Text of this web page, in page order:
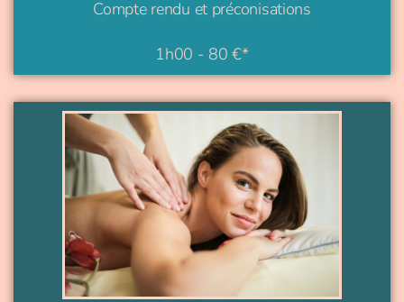
Compte rendu et préconisations
1h00 - 80 €*